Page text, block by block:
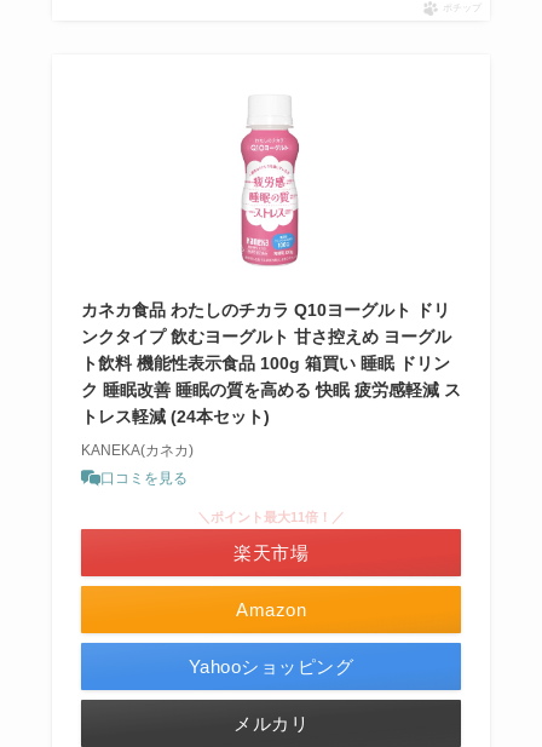
ポチップ
カネカ食品 わたしのチカラ Q10ヨーグルト ドリ
ンクタイプ 飲むヨーグルト 甘さ控えめ ヨーグル
ト飲料 機能性表示食品 100g 箱買い 睡眠 ドリン
ク 睡眠改善 睡眠の質を高める 快眠 疲労感軽減 ス
トレス軽減 (24本セット)
KANEKA(カネカ)
口コミを見る
Amazon
＼ポイント最大11倍！／
楽天市場
Yahooショッピング
メルカリ